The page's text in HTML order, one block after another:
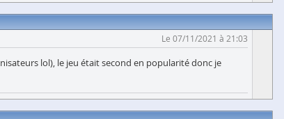
Le 07/11/2021 à 21:03
lol), le jeu était second en popularité donc je